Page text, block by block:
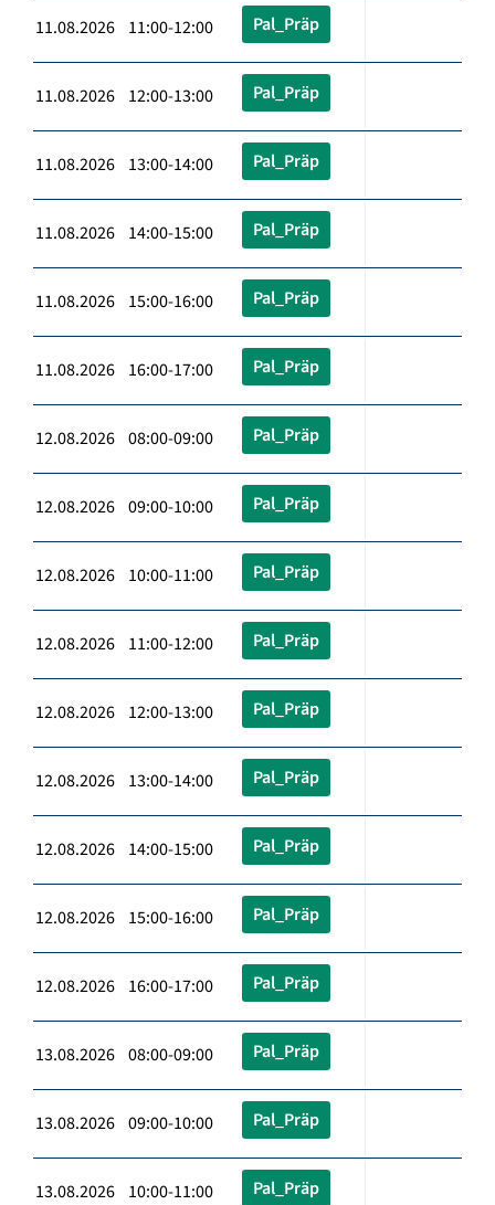
11.08.2026 11:00-12:00 Pal_Präp
11.08.2026 12:00-13:00 Pal_Präp
11.08.2026 13:00-14:00 Pal_Präp
11.08.2026 14:00-15:00 Pal_Präp
11.08.2026 15:00-16:00 Pal_Präp
11.08.2026 16:00-17:00 Pal_Präp
12.08.2026 08:00-09:00 Pal_Präp
12.08.2026 09:00-10:00 Pal_Präp
12.08.2026 10:00-11:00 Pal_Präp
12.08.2026 11:00-12:00 Pal_Präp
12.08.2026 12:00-13:00 Pal_Präp
12.08.2026 13:00-14:00 Pal_Präp
12.08.2026 14:00-15:00 Pal_Präp
12.08.2026 15:00-16:00 Pal_Präp
12.08.2026 16:00-17:00 Pal_Präp
13.08.2026 08:00-09:00 Pal_Präp
13.08.2026 09:00-10:00 Pal_Präp
13.08.2026 10:00-11:00 Pal_Präp